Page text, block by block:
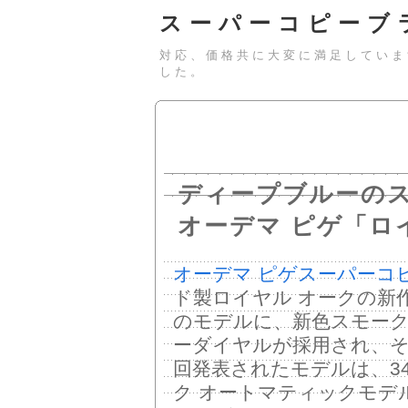
スーパーコピー
対応、価格共に大変に満足してい
した。
ディープブルーの
オーデマ ピゲ「ロ
オーデマ ピゲスーパーコ
ド製ロイヤル オークの新
のモデルに、新色スモー
ーダイヤルが採用され、
回発表されたモデルは、
ク オートマティックモデ